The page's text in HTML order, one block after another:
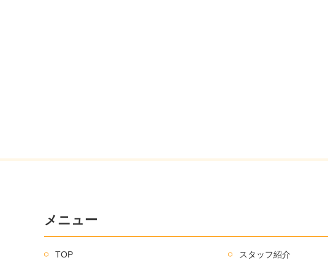
メニュー
TOP スタッフ紹介